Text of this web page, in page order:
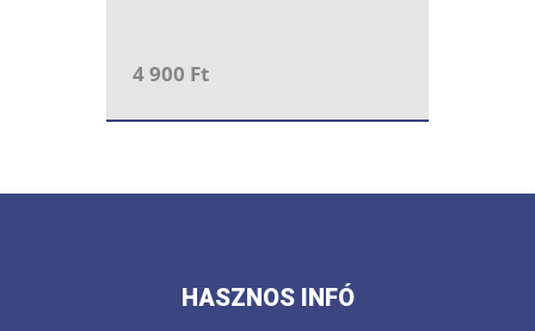
4 900 Ft
HASZNOS INFÓ